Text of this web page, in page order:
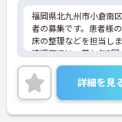
福岡県北九州市小倉南
者の募集です。患者様
床の整理などを担当しま
待遇面では、賞与年2
評価料手当など手当が
休二日制でプライベー
通勤OK（無料駐車場あ
て中の方にも働きやす
ご興味のある方には、
詳細を見